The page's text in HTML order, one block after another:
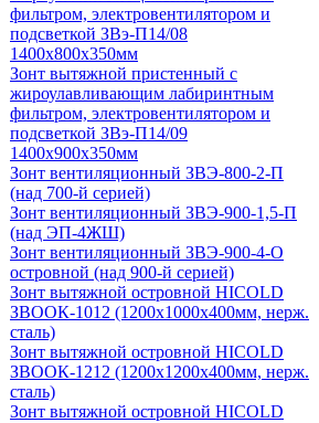
фильтром, электровентилятором и
подсветкой ЗВэ-П14/08
1400х800х350мм
Зонт вытяжной пристенный с
жироулавливающим лабиринтным
фильтром, электровентилятором и
подсветкой ЗВэ-П14/09
1400х900х350мм
Зонт вентиляционный ЗВЭ-800-2-П
(над 700-й серией)
Зонт вентиляционный ЗВЭ-900-1,5-П
(над ЭП-4ЖШ)
Зонт вентиляционный ЗВЭ-900-4-О
островной (над 900-й серией)
Зонт вытяжной островной HICOLD
ЗВООК-1012 (1200х1000х400мм, нерж.
сталь)
Зонт вытяжной островной HICOLD
ЗВООК-1212 (1200x1200x400мм, нерж.
сталь)
Зонт вытяжной островной HICOLD